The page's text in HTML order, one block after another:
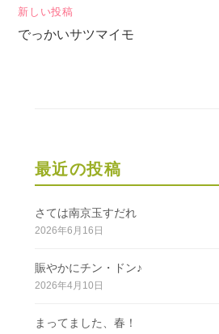
ビ
新しい投稿
でっかいサツマイモ
最近の投稿
さては南京玉すだれ
2026年6月16日
賑やかにチン・ドン♪
2026年4月10日
まってました、春！